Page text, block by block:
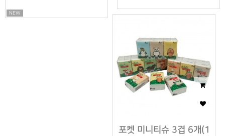
NEW
포켓 미니티슈 3겹 6개(1